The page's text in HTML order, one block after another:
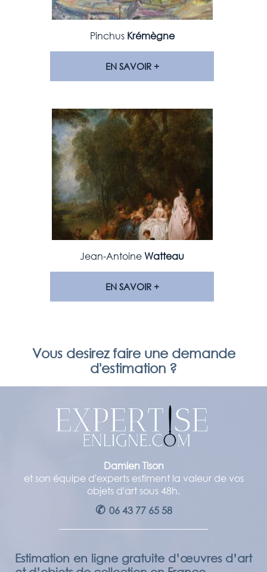
Pinchus Krémègne
EN SAVOIR +
Jean-AntoineWatteau
EN SAVOIR +
Vous desirez faire une demande
d'estimation ?
Damien Tison
et son équipe d'experts estiment la valeur de vos
objets d'art sous 48h.
✆ 06 43 77 65 58
Estimation en ligne gratuite d’œuvres d’art